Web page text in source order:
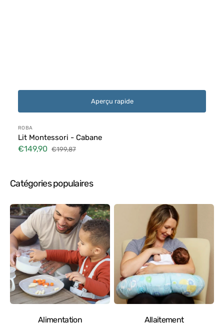
Aperçu rapide
Distributeur :
ROBA
Lit Montessori - Cabane
Prix
€149,90
Prix
€199,87
Catégories populaires
Alimentation Allaitement